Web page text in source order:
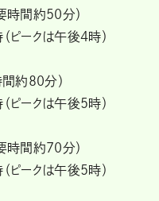
時間約50分）
ピークは午後4時）
約80分）
ピークは午後5時）
時間約70分）
ピークは午後5時）